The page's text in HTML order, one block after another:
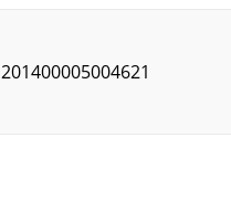
201400005004621